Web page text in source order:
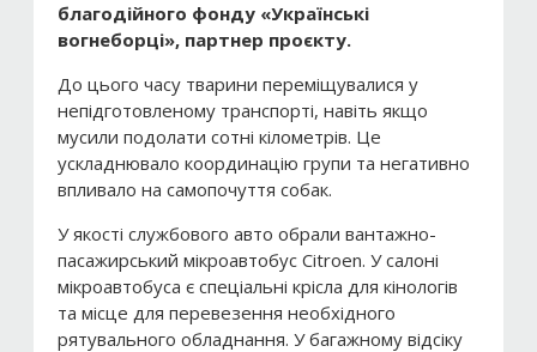
благодійного фонду «Українські
вогнеборці», партнер проєкту.
До цього часу тварини переміщувалися у
непідготовленому транспорті, навіть якщо
мусили подолати сотні кілометрів. Це
ускладнювало координацію групи та негативно
впливало на самопочуття собак.
У якості службового авто обрали вантажно-
пасажирський мікроавтобус Citroen. У салоні
мікроавтобуса є спеціальні крісла для кінологів
та місце для перевезення необхідного
рятувального обладнання. У багажному відсіку